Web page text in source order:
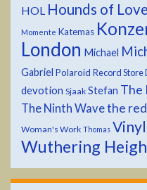
HOL Hounds of Love
Momente Katemas
London Michael
Gabriel Polaroid Record Store
devotion Sjaak Stefan The
The Ninth Wavethe
Woman's Work Thomas Vinyl
Wuthering